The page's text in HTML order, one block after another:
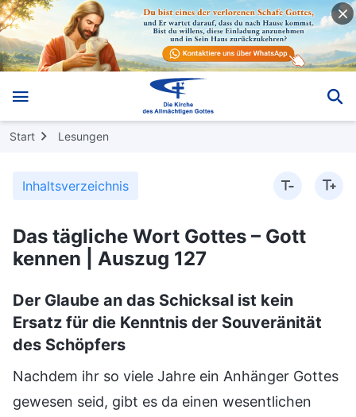
Start Lesungen
Inhaltsverzeichnis
Das tägliche Wort Gottes – Gott
kennen | Auszug 127
Der Glaube an das Schicksal ist kein
Ersatz für die Kenntnis der Souveränität
des Schöpfers
Nachdem ihr so viele Jahre ein Anhänger Gottes
gewesen seid, gibt es da einen wesentlichen